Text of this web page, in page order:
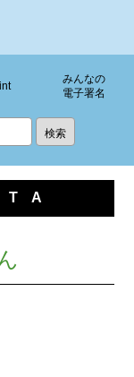
みんなの
電子署名